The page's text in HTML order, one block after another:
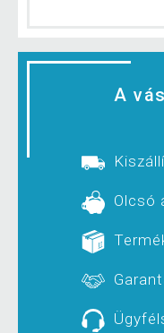
A
Olcsó